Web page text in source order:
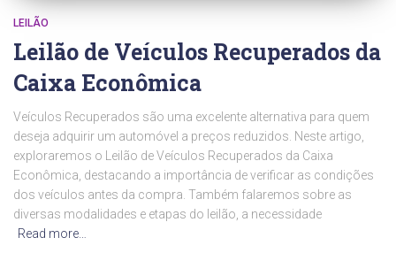
LEILÃO
Leilão de Veículos Recuperados da
Caixa Econômica
Veículos Recuperados são uma excelente alternativa para quem
deseja adquirir um automóvel a preços reduzidos. Neste artigo,
exploraremos o Leilão de Veículos Recuperados da Caixa
Econômica, destacando a importância de verificar as condições
dos veículos antes da compra. Também falaremos sobre as
diversas modalidades e etapas do leilão, a necessidade
Read more…